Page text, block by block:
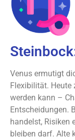
Venus ermutigt
Flexibilität. Heute
werden kann –
Entscheidungen.
handelst, Risiken
bleiben darf. Alte